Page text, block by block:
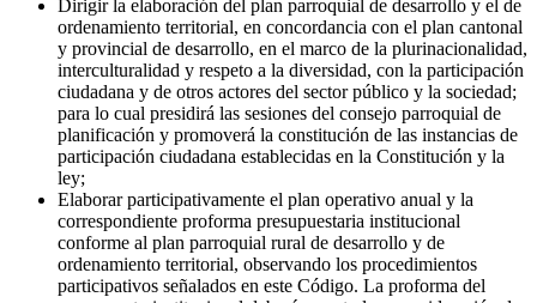
Dirigir la elaboración del plan parroquial de desarrollo y el de
ordenamiento territorial, en concordancia con el plan cantonal
y provincial de desarrollo, en el marco de la plurinacionalidad,
interculturalidad y respeto a la diversidad, con la participación
ciudadana y de otros actores del sector público y la sociedad;
para lo cual presidirá las sesiones del consejo parroquial de
planificación y promoverá la constitución de las instancias de
participación ciudadana establecidas en la Constitución y la
ley;
Elaborar participativamente el plan operativo anual y la
correspondiente proforma presupuestaria institucional
conforme al plan parroquial rural de desarrollo y de
ordenamiento territorial, observando los procedimientos
participativos señalados en este Código. La proforma del